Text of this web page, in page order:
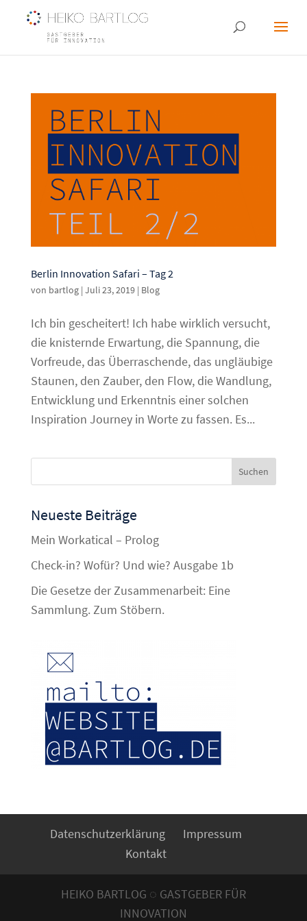
Berlin Innovation Safari – Tag 2
von bartlog| Juli 23, 2019| Blog
Ich bin gescheitert! Ich habe wirklich versucht,
die knisternde Erwartung, die Spannung, die
Vorfreude, das Überraschende, das ungläubige
Staunen, den Zauber, den Flow, die Wandlung,
Entwicklung und Erkenntnis einer solchen
Inspiration Journey in Worte zu fassen. Es...
Neueste Beiträge
Mein Workatical – Prolog
Check-in? Wofür? Und wie? Ausgabe 1b
Die Gesetze der Zusammenarbeit: Eine
Sammlung. Zum Stöbern.
Datenschutzerklärung
Impressum
Kontakt
HEIKO BARTLOG ◌ GASTGEBER FÜR
INNOVATION